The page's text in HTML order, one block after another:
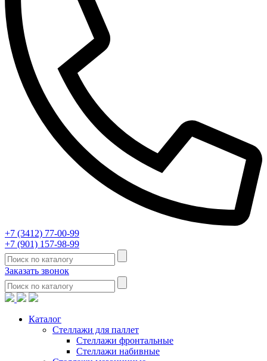
+7 (3412) 77-00-99
+7 (901) 157-98-99
Заказать звонок
Каталог
Стеллажи для паллет
Стеллажи фронтальные
Стеллажи набивные